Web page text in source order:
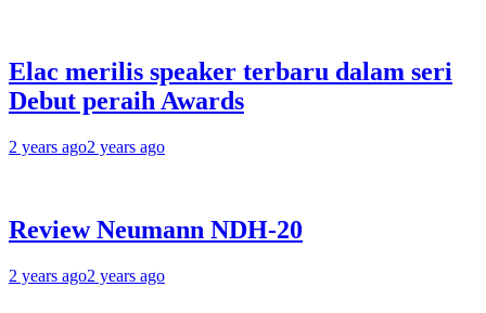
Elac merilis speaker terbaru dalam seri
Debut peraih Awards
2 years ago2 years ago
Review Neumann NDH-20
2 years ago2 years ago